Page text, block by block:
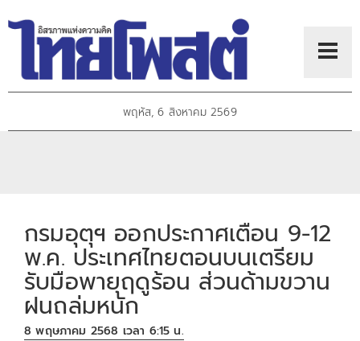
พฤหัส, 6 สิงหาคม 2569
กรมอุตุฯ ออกประกาศเตือน 9-12
พ.ค. ประเทศไทยตอนบนเตรียม
รับมือพายุฤดูร้อน ส่วนด้ามขวาน
ฝนถล่มหนัก
8 พฤษภาคม 2568 เวลา 6:15 น.